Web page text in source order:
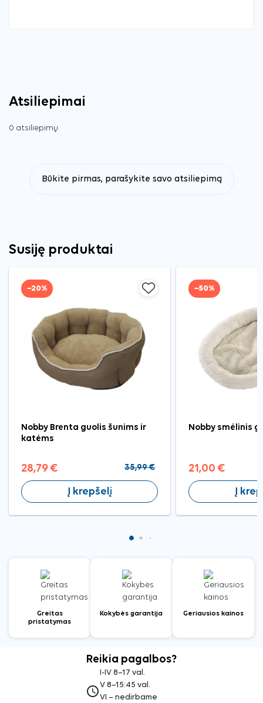
Atsiliepimai
0 atsiliepimų
Būkite pirmas, parašykite savo atsiliepimą
Susiję produktai
−20%
Nobby Brenta guolis šunims ir
katėms
28,79 € 35,99 €
Į krepšelį
−50%
Nobby smėlinis
21,00 €
Į
Greitas
pristatymas
Kokybės garantija Geriausios kainos
Reikia pagalbos?
access_time
I-IV 8–17 val.
V 8–15:45 val.
VI – nedirbame